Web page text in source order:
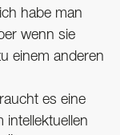
habe man
wenn sie
einem anderen
es eine
intellektuellen